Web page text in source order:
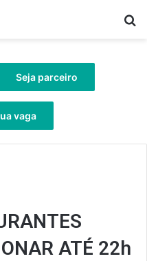
Seja parceiro
vaga
ATÉ 22h